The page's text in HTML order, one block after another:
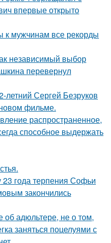
впервые открыто
мужчинам все рекорды
независимый выбор
перевернул
Сергей Безруков
фильме.
распространенное,
способное выдержать
23 года терпения Софьи
закончились
об адюльтере, не о том,
заняться поцелуями с